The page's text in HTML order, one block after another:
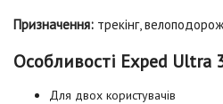
Призначення: трекінг,
Особливості Exped Ultra
Для двох користувачів